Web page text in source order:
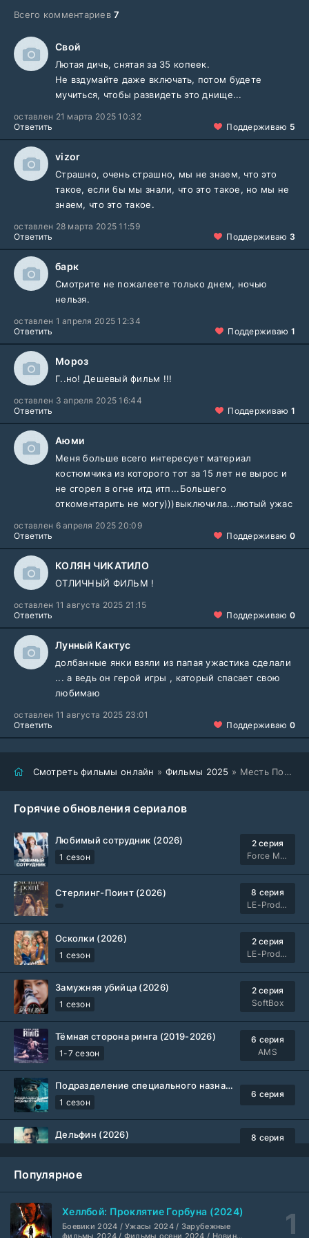
Всего комментариев7
Свой
Лютая дичь, снятая за 35 копеек.
Не вздумайте даже включать, потом будете
мучиться, чтобы развидеть это днище...
оставлен 21 марта 2025 10:32
Ответить
Поддерживаю 5
vizor
Страшно, очень страшно, мы не знаем, что это
такое, если бы мы знали, что это такое, но мы не
знаем, что это такое.
оставлен 28 марта 2025 11:59
Ответить
Поддерживаю 3
барк
Смотрите не пожалеете только днем, ночью
нельзя.
оставлен 1 апреля 2025 12:34
Ответить
Поддерживаю 1
Мороз
Г..но! Дешевый фильм !!!
оставлен 3 апреля 2025 16:44
Ответить
Поддерживаю 1
Аюми
Меня больше всего интересует материал
костюмчика из которого тот за 15 лет не вырос и
не сгорел в огне итд итп...Большего
откоментарить не могу)))выключила...лютый ужас
оставлен 6 апреля 2025 20:09
Ответить
Поддерживаю 0
КОЛЯН ЧИКАТИЛО
ОТЛИЧНЫЙ ФИЛЬМ !
оставлен 11 августа 2025 21:15
Ответить
Поддерживаю 0
Лунный Кактус
долбанные янки взяли из папая ужастика сделали
... а ведь он герой игры , каторый спасает свою
любимаю
оставлен 11 августа 2025 23:01
Ответить
Поддерживаю 0
Смотреть фильмы онлайн » Фильмы 2025 » Месть Попая (2025)
Горячие обновления сериалов
Любимый сотрудник (2026)
1 сезон
2 серия
Force Media
Стерлинг-Поинт (2026)
8 серия
LE-Production
Осколки (2026)
1 сезон
2 серия
LE-Production
Замужняя убийца (2026)
1 сезон
2 серия
SoftBox
Тёмная сторона ринга (2019-2026)
1-7 сезон
6 серия
AMS
Подразделение специального назначения (2026)
1 сезон
6 серия
Дельфин (2026)
8 серия
Шугар (2026)
Популярное
Хеллбой: Проклятие Горбуна (2024)
Боевики 2024 / Ужасы 2024 / Зарубежные